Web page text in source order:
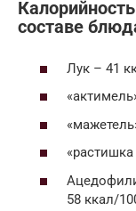
составе
Лук – 41
58 ккал/